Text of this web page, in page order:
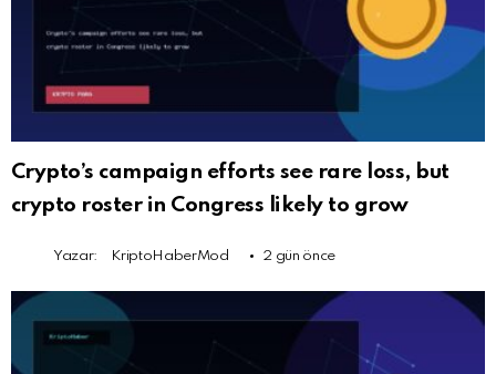
Crypto’s campaign efforts see rare loss, but
crypto roster in Congress likely to grow
Yazar: KriptoHaberMod 2 gün önce